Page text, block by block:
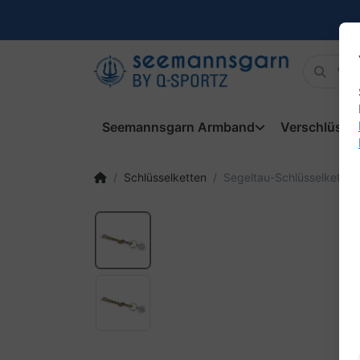
Seemannsgarn Armband
Schlüsselketten Segeltau-Schlüsselkette